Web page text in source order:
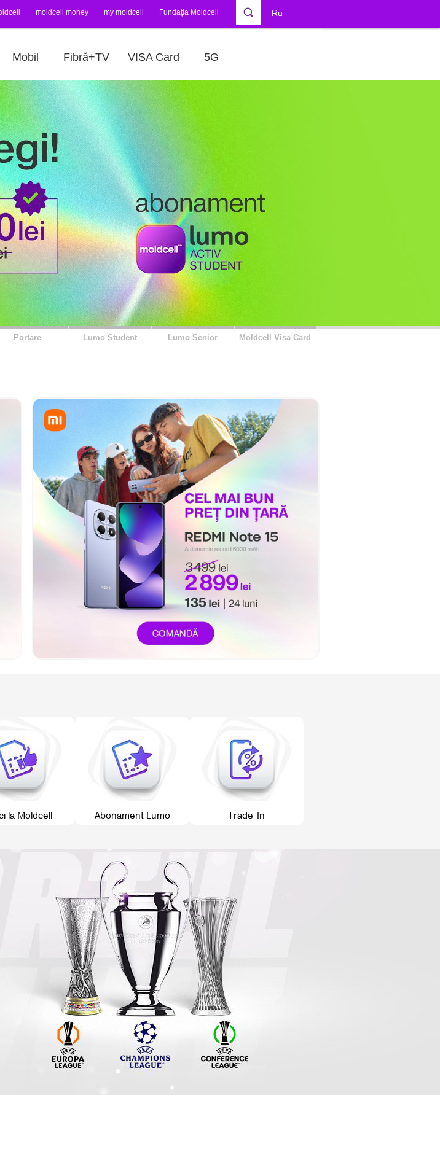
moldcell money my moldcell Fundația Moldcell Ru
Mobil Fibră+TV VISA Card 5G
Portare Lumo Student Lumo Senior Moldcell Visa Card
la Moldcell Abonament Lumo Trade-In